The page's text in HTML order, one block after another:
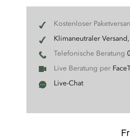
Kostenloser
Klimaneutraler
Telefonische Beratung
Live Beratung per
Live-Chat